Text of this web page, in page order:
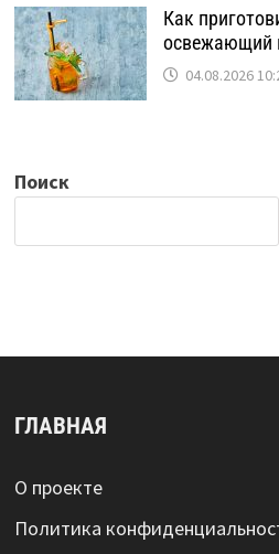
Как
освежающий
04.08.2026
Поиск
ГЛАВНАЯ
О проекте
Политика